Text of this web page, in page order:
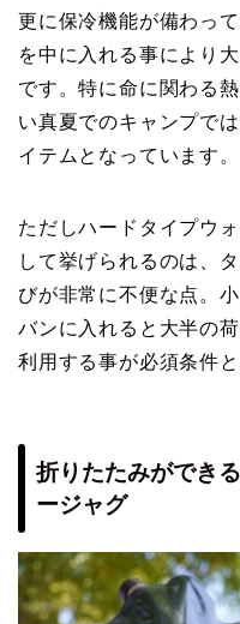
更に保冷機能が備わっ
を中に入れる事により
です。特に命に関わる
い真夏でのキャンプで
イテムとなっています。
ただしハードタイプウ
して挙げられるのは、
びが非常に不便な点。
バンに入れると大半の
利用する事が必須条件と
折りたたみができ
ージャグ